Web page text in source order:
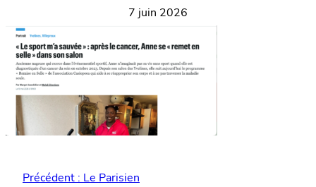
7 juin 2026
Précédent :Le Parisien